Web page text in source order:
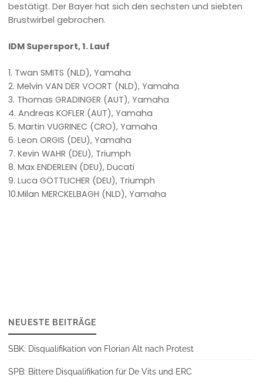
bestätigt. Der Bayer hat sich den sechsten und siebten
Brustwirbel gebrochen.
IDM Supersport, 1. Lauf
1. Twan SMITS (NLD), Yamaha
2. Melvin VAN DER VOORT (NLD), Yamaha
3. Thomas GRADINGER (AUT), Yamaha
4. Andreas KOFLER (AUT), Yamaha
5. Martin VUGRINEC (CRO), Yamaha
6. Leon ORGIS (DEU), Yamaha
7. Kevin WAHR (DEU), Triumph
8. Max ENDERLEIN (DEU), Ducati
9. Luca GÖTTLICHER (DEU), Triumph
10.Milan MERCKELBAGH (NLD), Yamaha
NEUESTE BEITRÄGE
SBK: Disqualifikation von Florian Alt nach Protest
SPB: Bittere Disqualifikation für De Vits und ERC